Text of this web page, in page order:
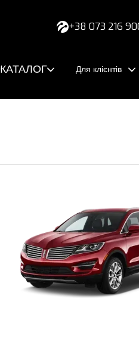
+38 073 216
КАТАЛОГ Для клієнтів